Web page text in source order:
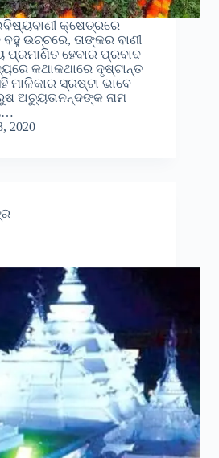
କ୍ଷେତ୍ରରେ
ଉଚ୍ଚରେ, ତାଙ୍କର ବାଣୀ
ପ୍ରମାଣିତ ହେବାର ପ୍ରବାଦ
କଥାକଥାରେ ଦୃଷ୍ଟାନ୍ତ
ମାଳିକାର ସ୍ରଷ୍ଟା ଭାବେ
ଅଚ୍ୟୁତାନନ୍ଦଙ୍କ ନାମ
2020